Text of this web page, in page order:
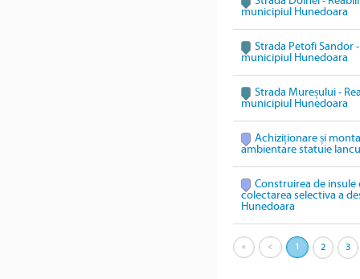
municipiul Hunedoara
Strada Petofi Sandor
municipiul Hunedoara
Strada Mureșului -
municipiul Hunedoara
Achiziționare și
ambientare statuie
Construirea de
colectarea selectiva a
Hunedoara
« < 1 2 3